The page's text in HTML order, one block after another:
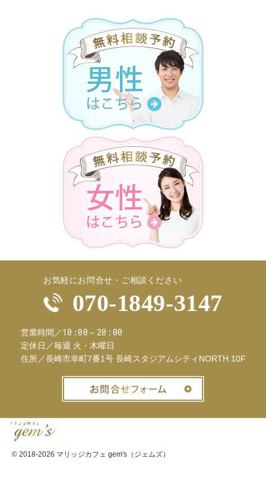
お気軽にお問合せ・ご相談ください
070-1849-3147
営業時間／10:00～20:00
定休日／毎週 火・木曜日
住所／長崎市幸町7番1号 長崎スタジアムシティNORTH 10F
© 2018-2026 マリッジカフェ gem's（ジェムズ）